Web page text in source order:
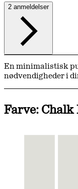
2 anmeldelser
En minimalistisk
nødvendigheder i
Farve: Chalk